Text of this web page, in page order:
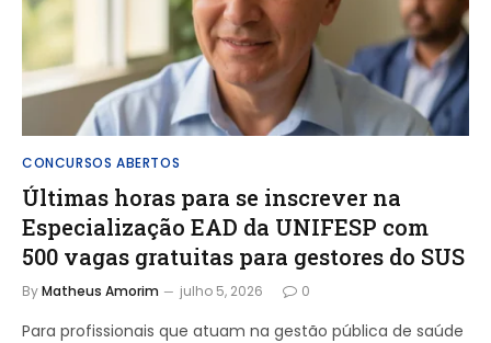
CONCURSOS ABERTOS
Últimas horas para se inscrever na
Especialização EAD da UNIFESP com
500 vagas gratuitas para gestores do SUS
ByMatheus Amorim julho 5, 2026 0
Para profissionais que atuam na gestão pública de saúde